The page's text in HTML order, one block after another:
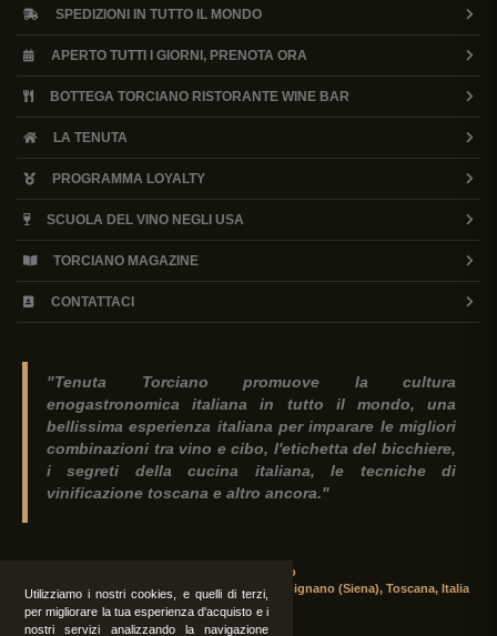
Utilizziamo i nostri cookies, e quelli di terzi,
per migliorare la tua esperienza d'acquisto e i
nostri servizi analizzando la navigazione
SPEDIZIONI IN TUTTO IL MONDO
APERTO TUTTI I GIORNI, PRENOTA ORA
BOTTEGA TORCIANO RISTORANTE WINE BAR
LA TENUTA
PROGRAMMA LOYALTY
SCUOLA DEL VINO NEGLI USA
TORCIANO MAGAZINE
CONTATTACI
"Tenuta Torciano promuove la cultura
enogastronomica italiana in tutto il mondo, una
bellissima esperienza italiana per imparare le migliori
combinazioni tra vino e cibo, l'etichetta del bicchiere,
i segreti della cucina italiana, le tecniche di
vinificazione toscana e altro ancora."
Tenuta Torciano
Via Crocetta 16, Loc. Ulignano 53037 San Gimignano (Siena), Toscana, Italia